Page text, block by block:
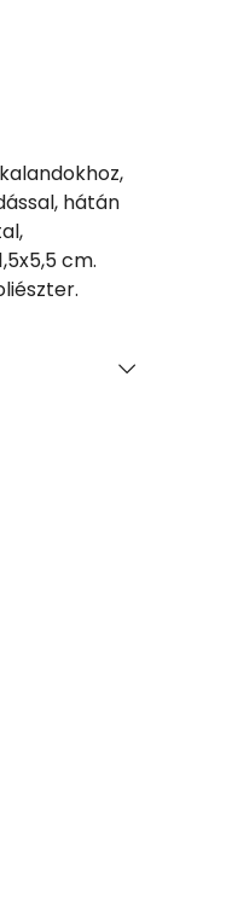
hátán
cm.